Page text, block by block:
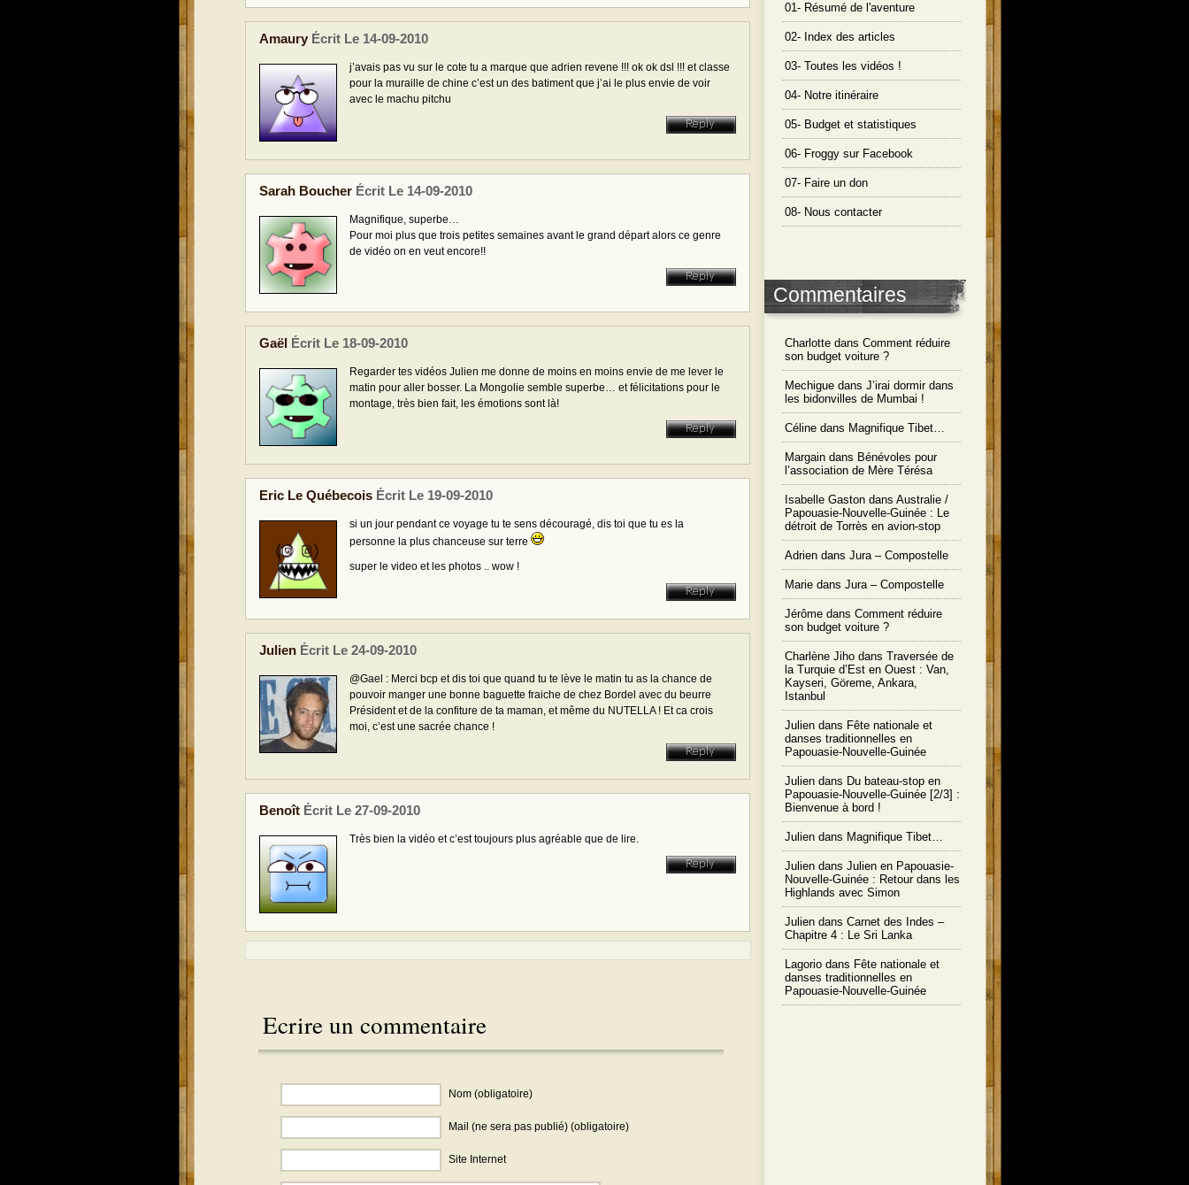
Amaury Écrit Le 14-09-2010
j’avais pas vu sur le cote tu a marque que adrien revene !!! ok ok dsl !!! et classe
pour la muraille de chine c’est un des batiment que j’ai le plus envie de voir
avec le machu pitchu
Sarah Boucher Écrit Le 14-09-2010
Magnifique, superbe…
Pour moi plus que trois petites semaines avant le grand départ alors ce genre
de vidéo on en veut encore!!
Gaël Écrit Le 18-09-2010
Regarder tes vidéos Julien me donne de moins en moins envie de me lever le
matin pour aller bosser. La Mongolie semble superbe… et félicitations pour le
montage, très bien fait, les émotions sont là!
Eric Le Québecois Écrit Le 19-09-2010
si un jour pendant ce voyage tu te sens découragé, dis toi que tu es la
personne la plus chanceuse sur terre
super le video et les photos .. wow !
Julien Écrit Le 24-09-2010
@Gael : Merci bcp et dis toi que quand tu te lève le matin tu as la chance de
pouvoir manger une bonne baguette fraiche de chez Bordel avec du beurre
Président et de la confiture de ta maman, et même du NUTELLA ! Et ca crois
moi, c’est une sacrée chance !
Benoît Écrit Le 27-09-2010
Très bien la vidéo et c’est toujours plus agréable que de lire.
Ecrire un commentaire
Nom (obligatoire)
Mail (ne sera pas publié) (obligatoire)
Site Internet
01- Résumé de l'aventure
02- Index des articles
03- Toutes les vidéos !
04- Notre itinéraire
05- Budget et statistiques
06- Froggy sur Facebook
07- Faire un don
08- Nous contacter
Commentaires
Charlotte dans Comment réduire
son budget voiture ?
Mechigue dans J’irai dormir dans
les bidonvilles de Mumbai !
Céline dans Magnifique Tibet…
Margain dans Bénévoles pour
l’association de Mère Térésa
Isabelle Gaston dans Australie /
Papouasie-Nouvelle-Guinée : Le
détroit de Torrès en avion-stop
Adrien dans Jura – Compostelle
Marie dans Jura – Compostelle
Jérôme dans Comment réduire
son budget voiture ?
Charlène Jiho dans Traversée de
la Turquie d’Est en Ouest : Van,
Kayseri, Göreme, Ankara,
Istanbul
Julien dans Fête nationale et
danses traditionnelles en
Papouasie-Nouvelle-Guinée
Julien dans Du bateau-stop en
Papouasie-Nouvelle-Guinée [2/3] :
Bienvenue à bord !
Julien dans Magnifique Tibet…
Julien dans Julien en Papouasie-
Nouvelle-Guinée : Retour dans les
Highlands avec Simon
Julien dans Carnet des Indes –
Chapitre 4 : Le Sri Lanka
Lagorio dans Fête nationale et
danses traditionnelles en
Papouasie-Nouvelle-Guinée